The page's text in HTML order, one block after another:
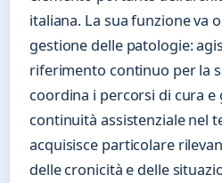
italiana. La sua funzione va
gestione delle patologie:
riferimento continuo per la
coordina i percorsi di cura e
continuità assistenziale nel
acquisisce particolare
delle cronicità e delle